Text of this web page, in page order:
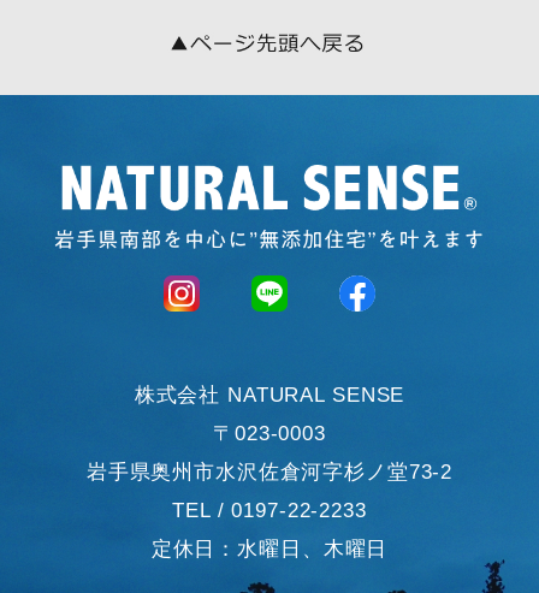
株式会社 NATURAL SENSE
〒023-0003
岩手県奥州市水沢佐倉河字杉ノ堂73-2
TEL / 0197-22-2233
定休日：水曜日、木曜日